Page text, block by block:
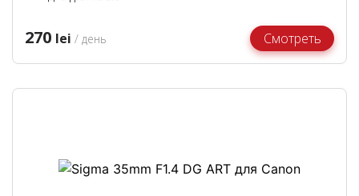
270 lei / день Смотреть